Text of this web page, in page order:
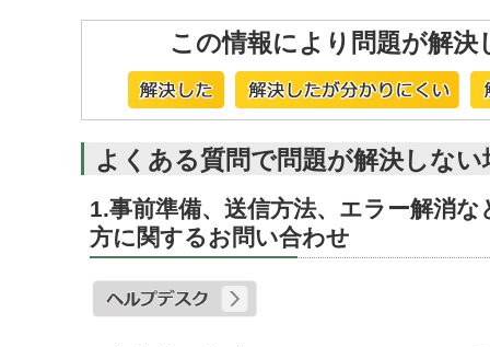
この情報により問題が解決
よくある質問で問題が解決しな
1.事前準備、送信方法、エラー解消
方に関するお問い合わせ